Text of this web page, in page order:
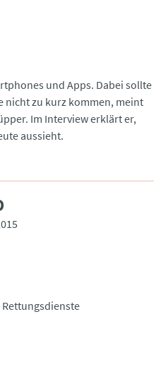
und Apps. Dabei sollte
nicht zu kurz kommen, meint
Im Interview erklärt er,
aussieht.
Rettungsdienste